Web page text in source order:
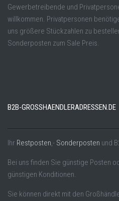
Gewerbetreibende und
willkommen. Privatpersonen
uns größere Stückzahlen zu
Sonderposten zum Sale Preis.
B2B-GROSSHAENDLERADRESSEN.DE
Ihr Restposten,- Sonderposten und
Bei uns finden Sie günstige Posten
günstigen Konditionen.
Sie können direkt mit den